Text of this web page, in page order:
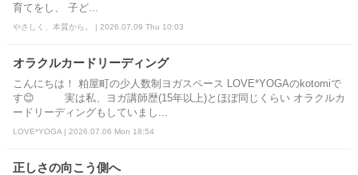
育てをし、 子ど...
やさしく、本質から。 | 2026.07.09 Thu 10:03
オラクルカードリーディング
こんにちは！ 粕屋町の少人数制ヨガスペース LOVE*YOGAのkotomiで
す😊 実は私、ヨガ講師歴(15年以上)とほぼ同じくらい オラクルカ
ードリーディングもしていまし...
LOVE*YOGA | 2026.07.06 Mon 18:54
正しさの向こう側へ